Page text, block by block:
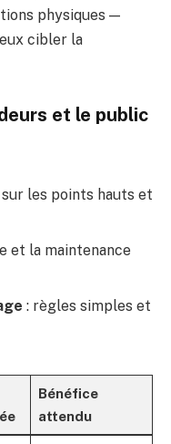
physiques —
cibler la
et le public
les points hauts et
et la maintenance
: règles simples et
Bénéfice
attendu